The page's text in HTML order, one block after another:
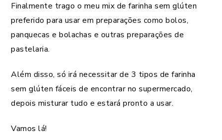
Finalmente trago o meu mix de farinha sem glúten
preferido para usar em preparações como bolos,
panquecas e bolachas e outras preparações de
pastelaria.
Além disso, só irá necessitar de 3 tipos de farinha
sem glúten fáceis de encontrar no supermercado,
depois misturar tudo e estará pronto a usar.
Vamos lá!